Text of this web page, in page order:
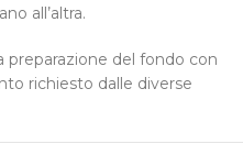
all’altra.
preparazione del fondo con
richiesto dalle diverse